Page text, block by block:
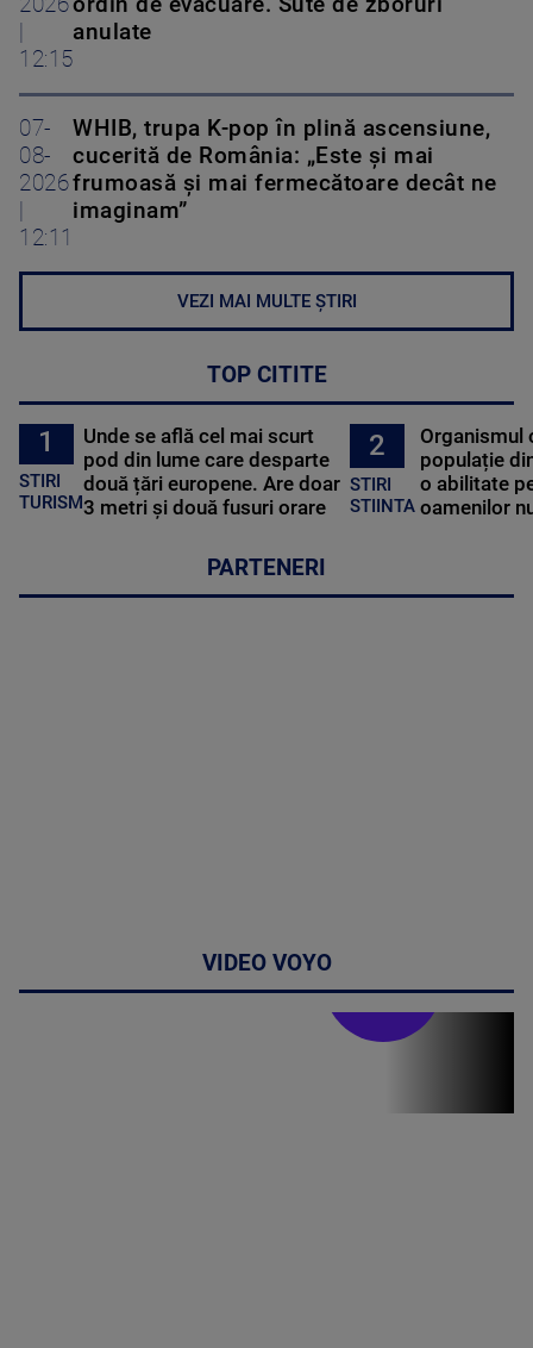
|
12:15
anulate
07-
08-
2026
|
12:11
WHIB, trupa K-pop în plină ascensiune,
cucerită de România: „Este și mai
frumoasă și mai fermecătoare decât ne
imaginam”
VEZI MAI MULTE ȘTIRI
TOP CITITE
1
STIRI
TURISM
Unde se află cel mai scurt
pod din lume care desparte
două țări europene. Are doar
3 metri și două fusuri orare
2
STIRI
STIINTA
Organismul
populație
o abilitate
oamenilor
PARTENERI
VIDEO VOYO
Doctor de